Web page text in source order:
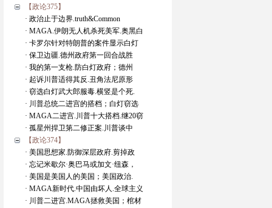
【政论375】
· 政治止于边界.truth&Common
· MAGA.伊朗无人机杀死美军.奥黑白
· 卡罗尔针对特朗普的案件显示白灯
· 保卫边疆.德州政府第一回合战胜
· 我的第一支枪.防白灯政府；德州
· 起诉川普适得其反.丑角法尼原形
· 窃选白灯武大郎服毒.横竖是个死.
· 川普总统二进宫的搭档；白灯窃选
· MAGA二进宫.川普十大搭档.继20窃
· 孤星州捍卫第二修正案.川普谈中
【政论374】
· 美国思想家.防御深层政府.剪掉政
· 忘记米歇尔·奥巴马或加文·纽森，
· 美国是美国人的美国；美国政治.
· MAGA新时代.中国由坏人.全球主义
· 川普二进宫.MAGA拯救美国；棺材